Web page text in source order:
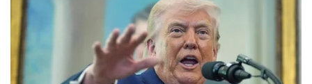
Di sản
Sao Việt